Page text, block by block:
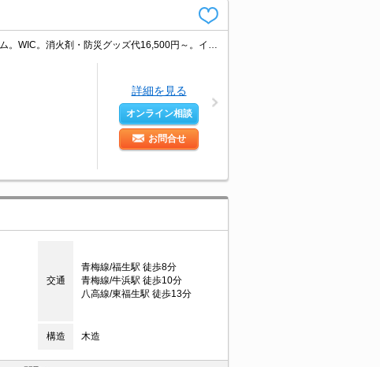
詳細を見る
オンライン相談
お問合せ
交通
青梅線/福生駅 徒歩8分
青梅線/牛浜駅 徒歩10分
八高線/東福生駅 徒歩13分
構造 木造